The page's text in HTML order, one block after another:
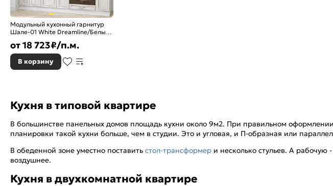
Модульный кухонный гарнитур
Шале-01 White Dreamline/Белый
от18 723₽/п.м.
В корзину
Кухня в типовой квартире
В большинстве панельных домов площадь кухни около 9м2. При правильном
планировки такой кухни больше, чем в студии. Это и угловая, и П-образная или
В обеденной зоне уместно поставить стол-трансформер и несколько стульев. А
воздушнее.
Кухня в двухкомнатной квартире